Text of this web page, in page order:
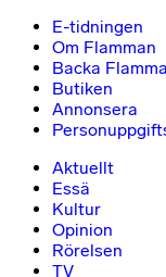
E-tidningen
Om Flamman
Backa
Butiken
Annonsera
Aktuellt
Essä
Kultur
Opinion
Rörelsen
TV